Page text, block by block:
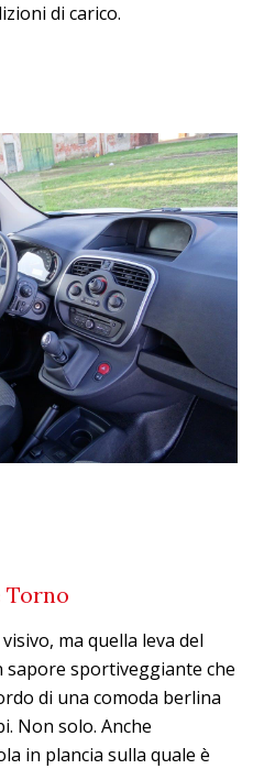
di carico.
Torno
ma quella leva del
sapore sportiveggiante che
di una comoda berlina
Non solo. Anche
in plancia sulla quale è